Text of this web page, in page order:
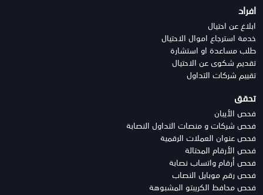
افراد
ابلاغ عن احتيال
خدمة استرجاع اموال الاحتيال
طلب مساعدة او استشارة
تقديم شكوى عن الاحتيال
تقييم شركات التداول
تحقق
فحص الأيبان
فحص شركات و منصات التداول النصابة
فحص عنوان العملات الرقمية
فحص الأرقام المحتالة
فحص أرقام واتساب نصابة
فحص رقم موبايل النصاب
فحص محافظ الكريبتو المشبوهة